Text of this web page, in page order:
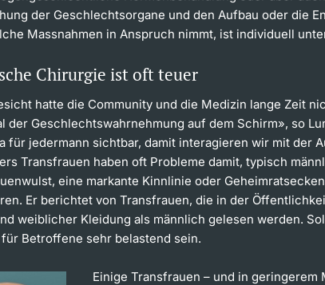
der Geschlechtsorgane und den Aufbau oder die
Massnahmen in Anspruch nimmt, ist individuell
Chirurgie ist oft teuer
hatte die Community und die Medizin lange Zeit
der Geschlechtswahrnehmung auf dem Schirm», so
für jedermann sichtbar, damit interagieren wir mit der
Transfrauen haben oft Probleme damit, typisch
eine markante Kinnlinie oder
Er berichtet von Transfrauen, die in der
weiblicher Kleidung als männlich gelesen werden.
Betroffene sehr belastend sein.
Einige Transfrauen – und in geringerem